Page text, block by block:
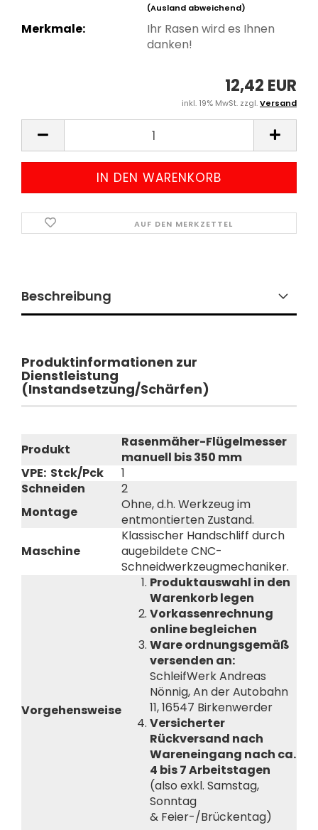
(Ausland abweichend)
Merkmale:
Ihr Rasen wird es Ihnen
danken!
12,42 EUR
inkl. 19% MwSt. zzgl.Versand
AUF DEN MERKZETTEL
Beschreibung
Produkt
Rasenmäher-Flügelmesser
manuell bis 350 mm
Produktinformationen zur
Dienstleistung
(Instandsetzung/Schärfen)
VPE: Stck/Pck
1
Schneiden
2
Montage
Ohne, d.h. Werkzeug im
entmontierten Zustand.
Maschine
Klassischer Handschliff durch
augebildete CNC-
Schneidwerkzeugmechaniker.
Vorgehensweise
Produktauswahl in den
Warenkorb legen
Vorkassenrechnung
online begleichen
Ware ordnungsgemäß
versenden an:
SchleifWerk Andreas
Nönnig, An der Autobahn
11, 16547 Birkenwerder
Versicherter
Rückversand nach
Wareneingang nach ca.
4 bis 7 Arbeitstagen
(also exkl. Samstag,
Sonntag
& Feier-/Brückentag)